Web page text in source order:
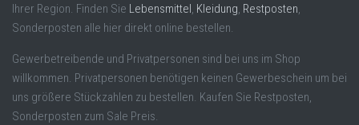
Ihrer Region. Finden Sie Lebensmittel , Kleidung, Restposten,
Sonderposten alle hier direkt online bestellen.
Gewerbetreibende und Privatpersonen sind bei uns im Shop
willkommen. Privatpersonen benötigen keinen Gewerbeschein um bei
uns größere Stückzahlen zu bestellen. Kaufen Sie Restposten,
Sonderposten zum Sale Preis.